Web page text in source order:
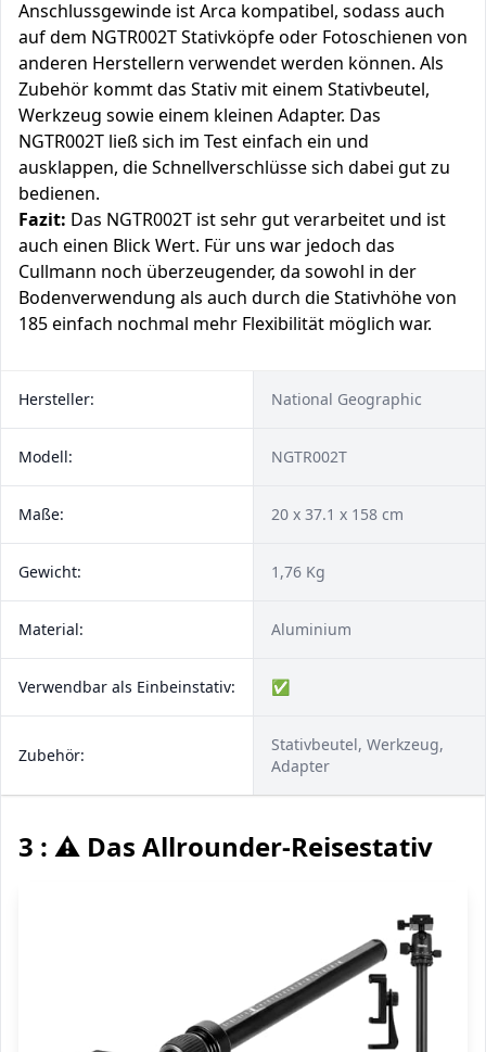
Anschlussgewinde ist Arca kompatibel, sodass auch
auf dem NGTR002T Stativköpfe oder Fotoschienen von
anderen Herstellern verwendet werden können. Als
Zubehör kommt das Stativ mit einem Stativbeutel,
Werkzeug sowie einem kleinen Adapter. Das
NGTR002T ließ sich im Test einfach ein und
ausklappen, die Schnellverschlüsse sich dabei gut zu
bedienen.
Fazit: Das NGTR002T ist sehr gut verarbeitet und ist
auch einen Blick Wert. Für uns war jedoch das
Cullmann noch überzeugender, da sowohl in der
Bodenverwendung als auch durch die Stativhöhe von
185 einfach nochmal mehr Flexibilität möglich war.
Hersteller: National Geographic
Modell: NGTR002T
Maße: 20 x 37.1 x 158 cm
Gewicht: 1,76 Kg
Material: Aluminium
Verwendbar als Einbeinstativ: ✅
Zubehör:
Stativbeutel, Werkzeug,
Adapter
3 : ⚠️ Das Allrounder-Reisestativ